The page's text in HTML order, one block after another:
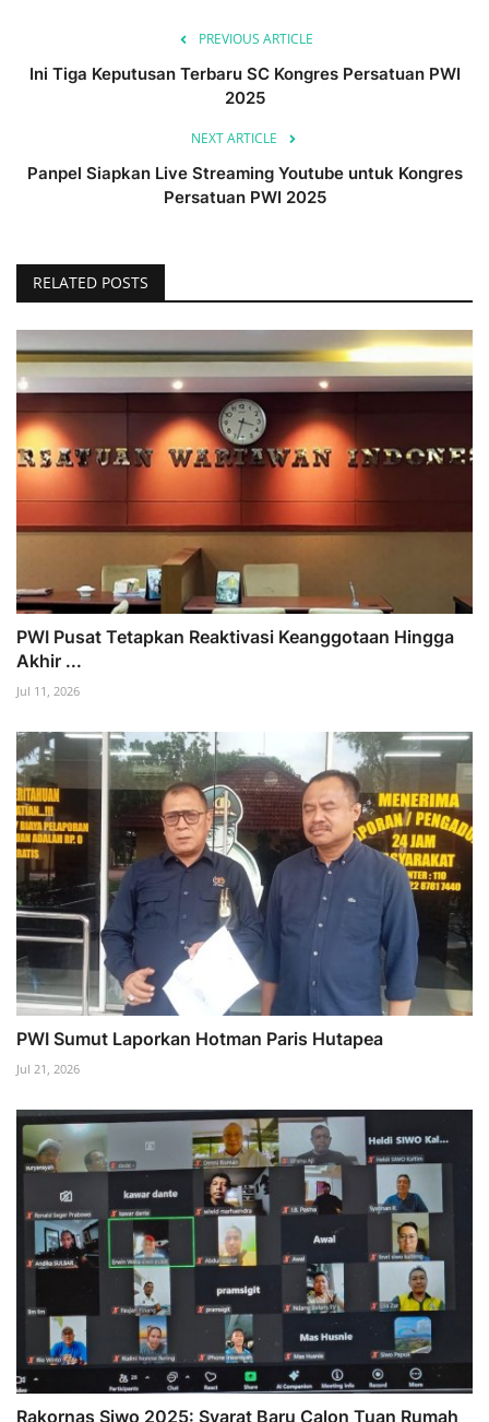
PREVIOUS ARTICLE
Ini Tiga Keputusan Terbaru SC Kongres Persatuan PWI
2025
NEXT ARTICLE
Panpel Siapkan Live Streaming Youtube untuk Kongres
Persatuan PWI 2025
RELATED POSTS
PWI Pusat Tetapkan Reaktivasi Keanggotaan Hingga
Akhir ...
Jul 11, 2026
PWI Sumut Laporkan Hotman Paris Hutapea
Jul 21, 2026
Rakornas Siwo 2025: Syarat Baru Calon Tuan Rumah